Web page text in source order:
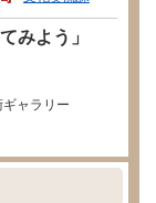
みよう」
ャラリー